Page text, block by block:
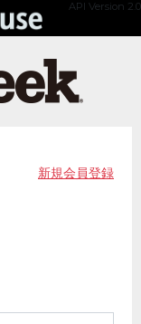
API Version 2.0
新規会員登録